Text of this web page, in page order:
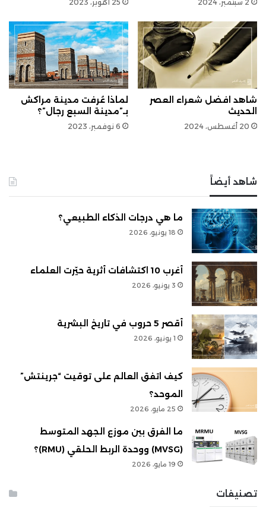
2 سبتمبر، 2024 25 أكتوبر، 2023
شاهد افضل شعراء العصر
الحديث
20 أغسطس، 2024
لماذا عُرفت مدينة مراكش
بـ”مدينة السبع رجال”؟
6 نوفمبر، 2023
شاهد أيضاً
ما هي درجات الذكاء الطبيعي؟
18 يونيو، 2026
أغرب 10 اكتشافات أثرية حيّرت العلماء
3 يونيو، 2026
أقصر 5 حروب في تاريخ البشرية
1 يونيو، 2026
كيف اتفق العالم على توقيت “جرينتش”
الموحد؟
25 مايو، 2026
ما الفرق بين موزع الجهد المتوسط
(MVSG) ووحدة الربط الحلقي (RMU)؟
19 مايو، 2026
تصنيفات